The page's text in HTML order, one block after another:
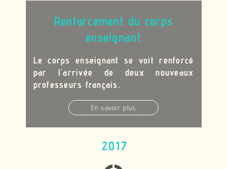
Renforcement du corps
enseignant
Le corps enseignant se voit renforcé
par l'arrivée de deux nouveaux
professeurs français.
En savoir plus
2017